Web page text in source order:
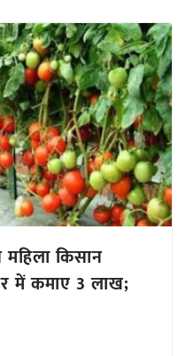
किसान
में कमाए 3 लाख;